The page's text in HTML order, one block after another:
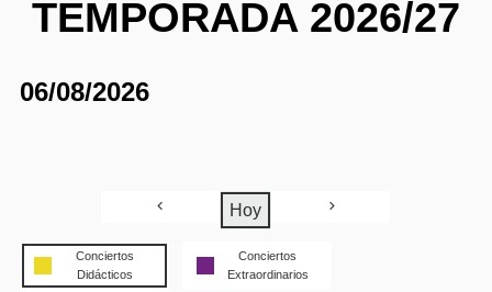
TEMPORADA 2026/27
06/08/2026
Hoy
Conciertos
Didácticos
Conciertos
Extraordinarios